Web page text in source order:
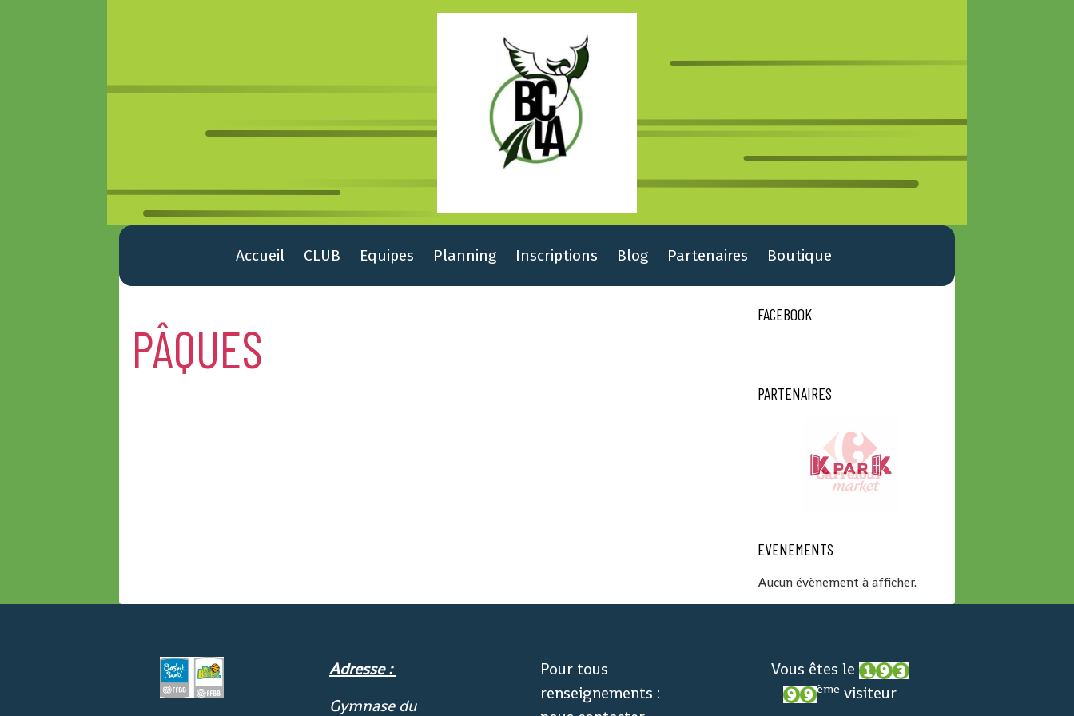
Accueil CLUB Equipes Planning Inscriptions Blog Partenaires Boutique
PÂQUES
FACEBOOK
PARTENAIRES
EVENEMENTS
Aucun évènement à afficher.
Adresse :
Gymnase du
Pour tous
renseignements :
Vous êtes le
ème visiteur